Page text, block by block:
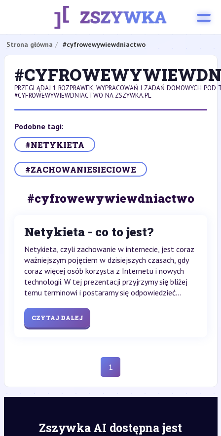
Strona główna #cyfrowewywiewdniactwo
PRZEGLĄDAJ 1 ROZPRAWEK, WYPRACOWAŃ I ZADAŃ DOMOWYCH POD
#CYFROWEWYWIEWDNIACTWO NA ZSZYWKA.PL
Podobne tagi:
#NETYKIETA
#ZACHOWANIESIECIOWE
#cyfrowewywiewdniactwo
Netykieta - co to jest?
Netykieta, czyli zachowanie w internecie, jest coraz
ważniejszym pojęciem w dzisiejszych czasach, gdy
coraz więcej osób korzysta z Internetu i nowych
technologii. W tej prezentacji przyjrzymy się bliżej
temu terminowi i postaramy się odpowiedzieć...
CZYTAJ DALEJ
1
Zszywka AI dostępna jest